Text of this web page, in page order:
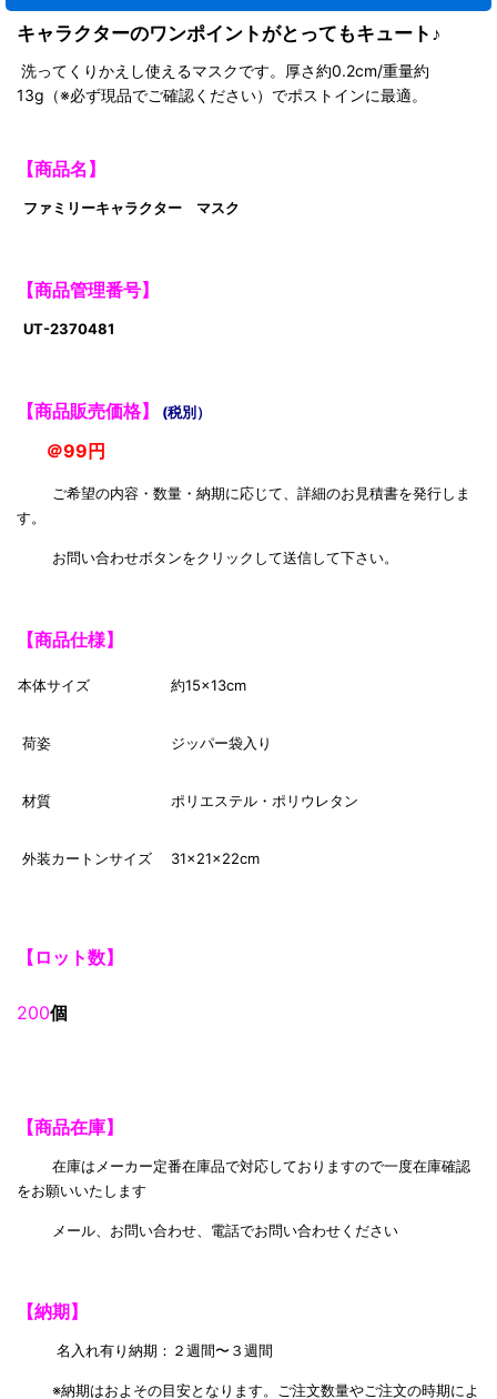
キャラクターのワンポイントがとってもキュート♪
洗ってくりかえし使えるマスクです。厚さ約0.2cm/重量約
13g（※必ず現品でご確認ください）でポストインに最適。
【商品名】
ファミリーキャラクター マスク
【商品管理番号】
UT-2370481
【商品販売価格】 (税別）
＠99円
ご希望の内容・数量・納期に応じて、詳細のお見積書を発行しま
す。
お問い合わせボタンをクリックして送信して下さい。
【商品仕様】
本体サイズ 約15×13cm
荷姿 ジッパー袋入り
材質 ポリエステル・ポリウレタン
外装カートンサイズ 31×21×22cm
【ロット数】
200個
【商品在庫】
在庫はメーカー定番在庫品で対応しておりますので一度在庫確認
をお願いいたします
メール、お問い合わせ、電話でお問い合わせください
【納期】
名入れ有り納期：２週間〜３週間
※納期はおよその目安となります。ご注文数量やご注文の時期によ